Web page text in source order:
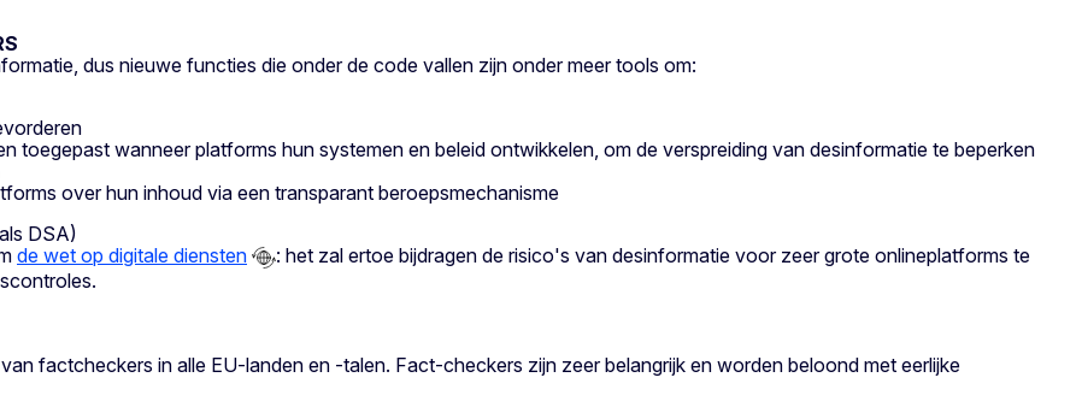
dus nieuwe functies die onder de code vallen zijn onder meer tools om:
toegepast wanneer platforms hun systemen en beleid ontwikkelen, om de verspreiding van desinformatie te beperken
over hun inhoud via een transparant beroepsmechanisme
DSA)
de wet op digitale diensten
: het zal ertoe bijdragen de risico's van desinformatie voor zeer grote onlineplatforms te
factcheckers in alle EU-landen en -talen. Fact-checkers zijn zeer belangrijk en worden beloond met eerlijke